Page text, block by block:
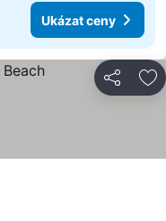
Ukázat ceny
Sdílet